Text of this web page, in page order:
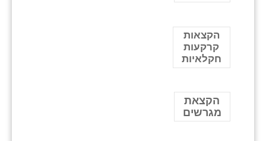
הקצאות
קרקעות
חקלאיות
הקצאת
מגרשים